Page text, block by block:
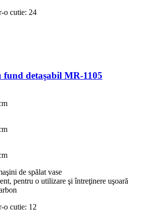
o cutie: 24
fund detaşabil MR-1105
de spălat vase
pentru o utilizare şi întreţinere uşoară
o cutie: 12